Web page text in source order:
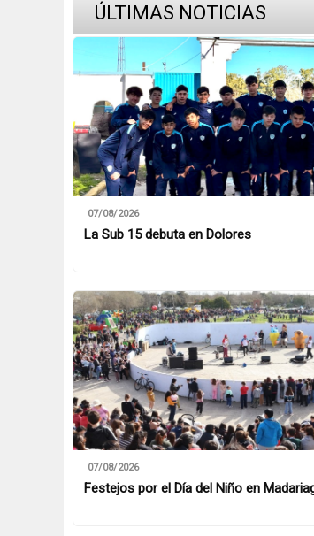
ÚLTIMAS NOTICIAS
07/08/2026
La Sub 15 debuta en Dolores
07/08/2026
Festejos por el Día del Niño en